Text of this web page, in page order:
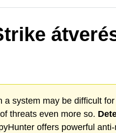
a system may be difficult
threats even more so.
offers powerful